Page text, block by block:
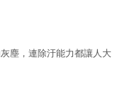
塵，連除汙能力都讓人大